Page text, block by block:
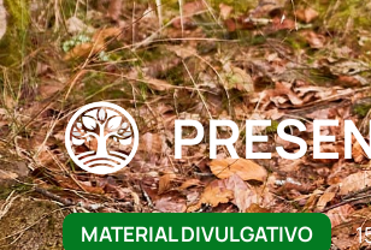
MATERIAL DIVULGATIVO